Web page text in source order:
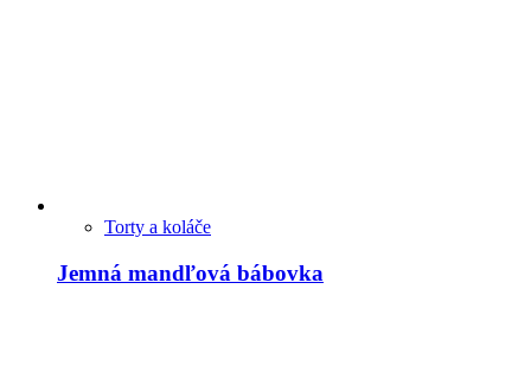
Torty a koláče
Jemná mandľová bábovka